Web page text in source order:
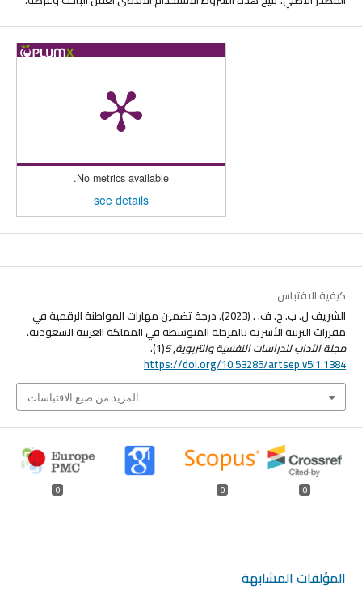
No metrics available.
see details
كيفية الاقتباس
الشريف ل. ب. ح. ف. . (2023). درجة تضمين مهارات المواطنة الرقمية في
مقررات التربية الأسرية بالمرحلة المتوسطة في المملكة العربية السعودية.
مجلة الآداب للدراسات النفسية والتربوية,
5
(1).
https://doi.org/10.53285/artsep.v5i1.1384
المزيد من صيغ الاقتباسات
0
0
0
المؤلفات المشابهة